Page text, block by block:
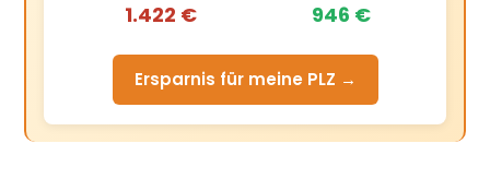
1.422 € 946 €
Ersparnis für meine PLZ →